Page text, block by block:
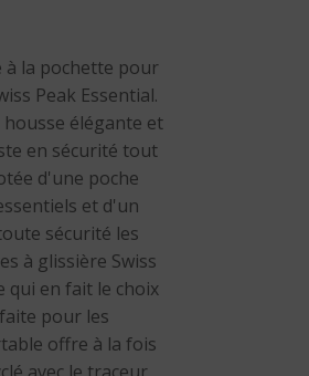
à la pochette pour
Peak Essential.
élégante et
en sécurité tout
d'une poche
et d'un
sécurité les
à glissière Swiss
qui en fait le choix
pour les
offre à la fois